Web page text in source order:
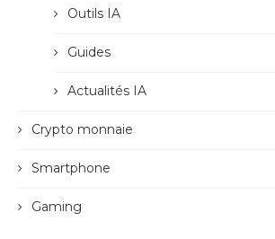
Outils IA
Guides
Actualités IA
Crypto monnaie
Smartphone
Gaming